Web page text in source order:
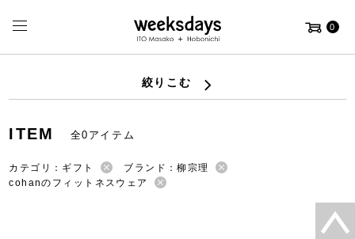
0
絞りこむ
ITEM 全0アイテム
カテゴリ：ギフト
ブランド：柳宗理
cohanのフィットネスウェア